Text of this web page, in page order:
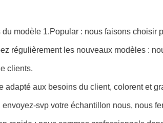
modèle 1.Popular : nous faisons choisir
régulièrement les nouveaux modèles :
clients.
adapté aux besoins du client, colorent et
envoyez-svp votre échantillon nous, nous